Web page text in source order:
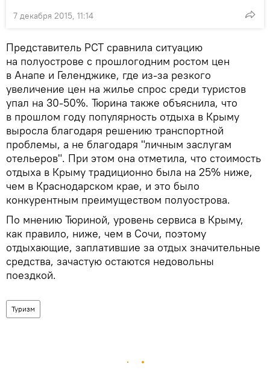
7 декабря 2015, 11:14
Представитель РСТ сравнила ситуацию
на полуострове с прошлогодним ростом цен
в Анапе и Геленджике, где из-за резкого
увеличение цен на жилье спрос среди туристов
упал на 30-50%. Тюрина также объяснила, что
в прошлом году популярность отдыха в Крыму
выросла благодаря решению транспортной
проблемы, а не благодаря "личным заслугам
отельеров". При этом она отметила, что стоимость
отдыха в Крыму традиционно была на 25% ниже,
чем в Краснодарском крае, и это было
конкурентным преимуществом полуострова.
По мнению Тюриной, уровень сервиса в Крыму,
как правило, ниже, чем в Сочи, поэтому
отдыхающие, заплатившие за отдых значительные
средства, зачастую остаются недовольны
поездкой.
Туризм